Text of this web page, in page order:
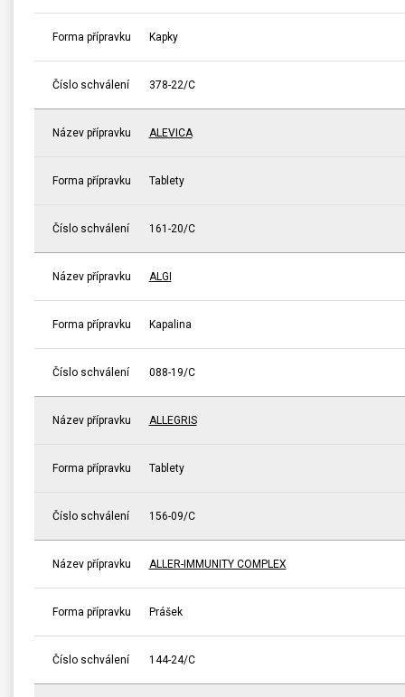
Forma přípravku Kapky
Číslo schválení 378-22/C
Název přípravku ALEVICA
Forma přípravku Tablety
Číslo schválení 161-20/C
Název přípravku ALGI
Forma přípravku Kapalina
Číslo schválení 088-19/C
Název přípravku ALLEGRIS
Forma přípravku Tablety
Číslo schválení 156-09/C
Název přípravku ALLER-IMMUNITY COMPLEX
Forma přípravku Prášek
Číslo schválení 144-24/C